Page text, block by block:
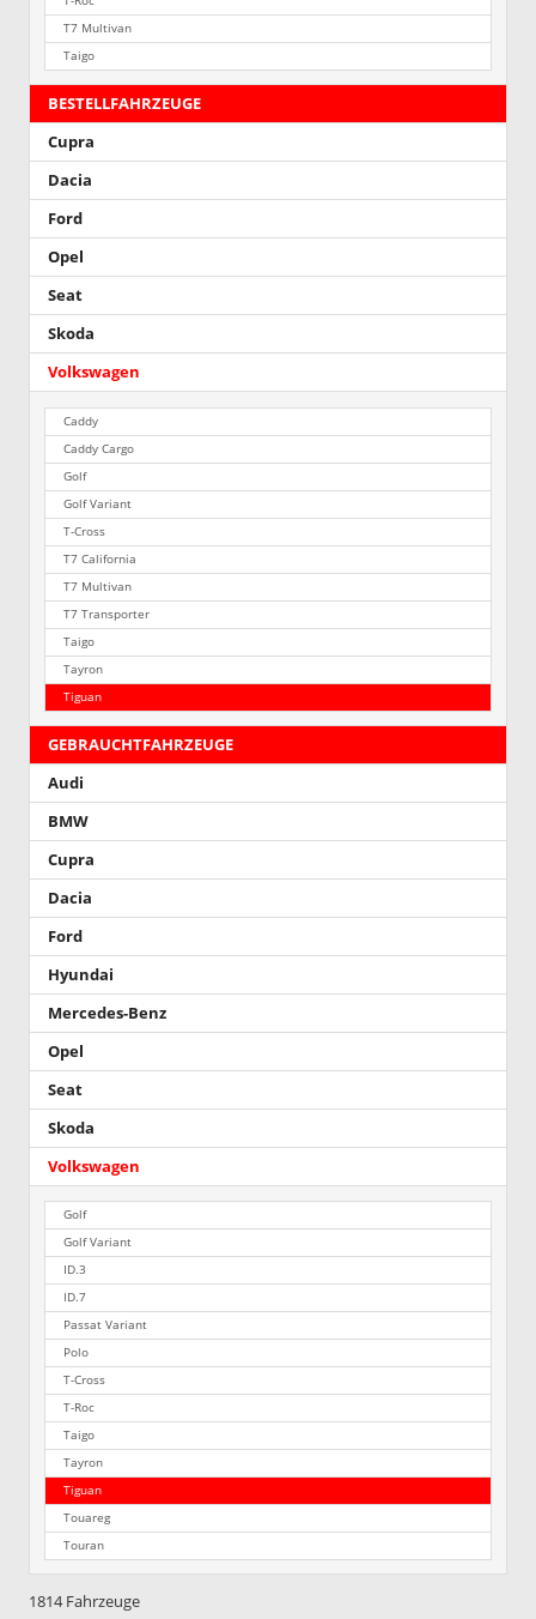
T7 Multivan
Taigo
BESTELLFAHRZEUGE
Cupra
Dacia
Ford
Opel
Seat
Skoda
Volkswagen
Caddy
Caddy Cargo
Golf
Golf Variant
T-Cross
T7 California
T7 Multivan
T7 Transporter
Taigo
Tayron
Tiguan
GEBRAUCHTFAHRZEUGE
Audi
BMW
Cupra
Dacia
Ford
Hyundai
Mercedes-Benz
Opel
Seat
Skoda
Volkswagen
Golf
Golf Variant
ID.3
ID.7
Passat Variant
Polo
T-Cross
T-Roc
Taigo
Tayron
Tiguan
Touareg
Touran
1814 Fahrzeuge